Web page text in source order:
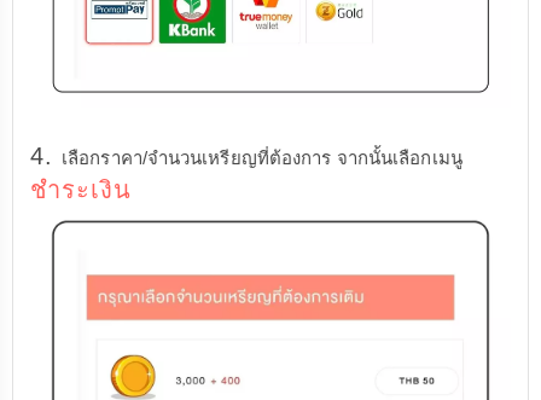
4. เลือกราคา/จำนวนเหรียญที่ต้องการ จากนั้นเลือกเมนู
ชำระเงิน